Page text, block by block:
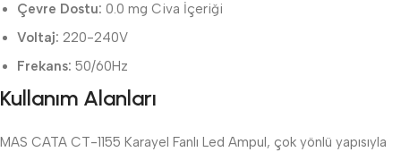
Çevre Dostu: 0.0 mg Civa İçeriği
Voltaj: 220-240V
Frekans: 50/60Hz
Kullanım Alanları
MAS CATA CT-1155 Karayel Fanlı Led Ampul, çok yönlü yapısıyla